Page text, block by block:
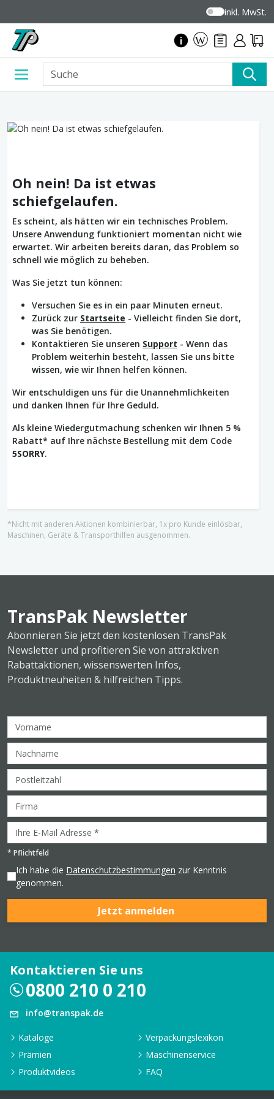
inkl. MwSt.
Oh nein! Da ist etwas
schiefgelaufen.
Es scheint, als hätten wir ein technisches Problem.
Unsere Anwendung funktioniert momentan nicht wie
erwartet. Wir arbeiten bereits daran, das Problem so
schnell wie möglich zu beheben.
Was Sie jetzt tun können:
Versuchen Sie es in ein paar Minuten erneut.
Zurück zur Startseite - Vielleicht finden Sie dort,
was Sie benötigen.
Kontaktieren Sie unseren Support - Wenn das
Problem weiterhin besteht, lassen Sie uns bitte
wissen, wie wir Ihnen helfen können.
Wir entschuldigen uns für die Unannehmlichkeiten
und danken Ihnen für Ihre Geduld.
Als kleine Wiedergutmachung schenken wir Ihnen 5 %
Rabatt* auf Ihre nächste Bestellung mit dem Code
5SORRY.
*Nicht mit anderen Aktionen kombinierbar, 1x pro Kunde einlösbar,
Maschinen, Geräte & Transporthilfen ausgenommen.
TransPak Newsletter
Abonnieren Sie jetzt den kostenlosen TransPak
Newsletter und profitieren Sie von attraktiven
Rabattaktionen, wissenswerten Infos,
Produktneuheiten & hilfreichen Tipps.
* Pflichtfeld
Ich habe die Datenschutzbestimmungen zur Kenntnis
genommen.
Jetzt anmelden
Kontaktieren Sie uns
0800 210 0 210
info@transpak.de
Kataloge
Verpackungslexikon
Prämien
Maschinenservice
Produktvideos
FAQ